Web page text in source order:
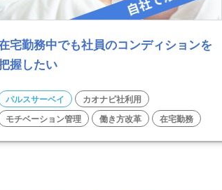
宅勤務中でも社員のコンディションを
握したい
パルスサーベイ
カオナビ社利用
モチベーション管理
働き方改革 在宅勤務